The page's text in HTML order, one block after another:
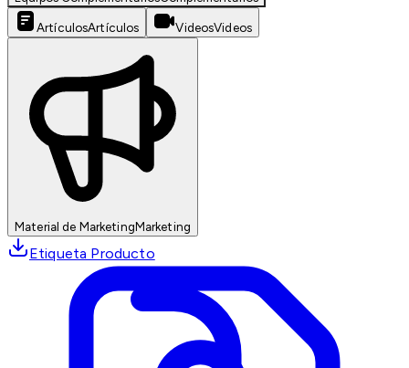
ArtículosArtículos VideosVideos
Material de MarketingMarketing
Etiqueta Producto